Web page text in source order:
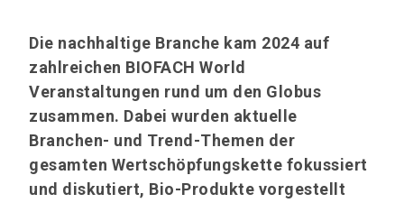
Die nachhaltige Branche kam 2024 auf
zahlreichen BIOFACH World
Veranstaltungen rund um den Globus
zusammen. Dabei wurden aktuelle
Branchen- und Trend-Themen der
gesamten Wertschöpfungskette fokussiert
und diskutiert, Bio-Produkte vorgestellt